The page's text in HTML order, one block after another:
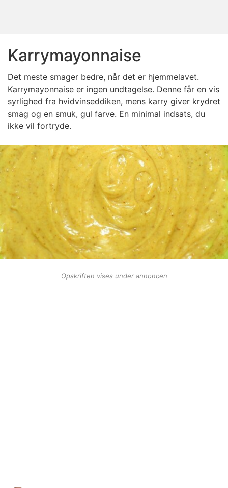
Karrymayonnaise
Det meste smager bedre, når det er hjemmelavet.
Karrymayonnaise er ingen undtagelse. Denne får en vis
syrlighed fra hvidvinseddiken, mens karry giver krydret
smag og en smuk, gul farve. En minimal indsats, du
ikke vil fortryde.
Opskriften vises under annoncen